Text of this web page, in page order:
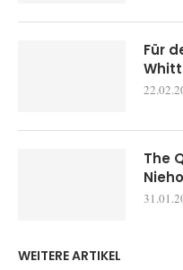
Für
The
WEITERE ARTIKEL